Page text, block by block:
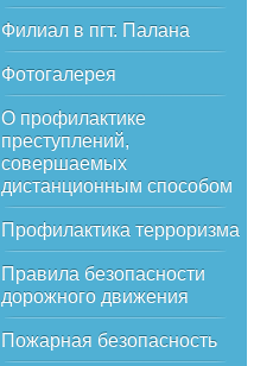
Филиал в пгт. Палана
Фотогалерея
О профилактике
преступлений,
совершаемых
дистанционным способом
Профилактика терроризма
Правила безопасности
дорожного движения
Пожарная безопасность